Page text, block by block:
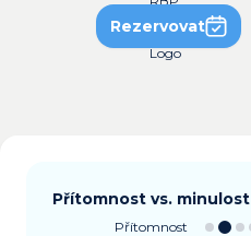
Rezervovat
Přítomnost vs. minulost
Přítomnost